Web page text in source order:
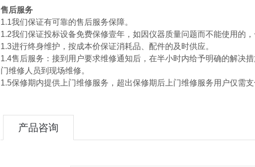
售后服务
1.1我们保证有可靠的售后服务保障。
1.2我们保证投标设备免费保修壹年，如因仪器质量问题而不能使用的，
1.3进行终身维护，按成本价保证消耗品、配件的及时供应。
1.4售后服务：接到用户要求维修通知后，在半小时内给予明确的解决
门维修人员到现场维修。
1.5保修期内提供上门维修服务，超出保修期后上门维修服务用户仅需支
产品咨询